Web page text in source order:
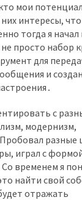
мои
интересы,
тогда я
просто набор
для
и
с
модернизм,
играл с
временем я
найти свой
отражать